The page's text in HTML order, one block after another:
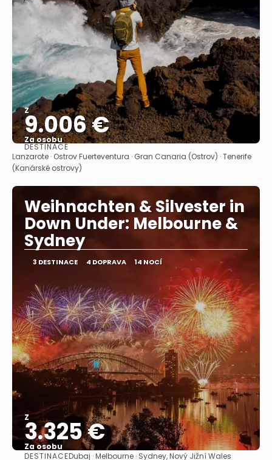
Z
9.006 €
Za osobu
Zobrazit
DESTINACE
Lanzarote · Ostrov Fuerteventura · Gran Canaria (Ostrov) · Tenerife
(Kanárské ostrovy)
Weihnachten & Silvester in
Down Under: Melbourne &
Sydney
3 DESTINACE 4 DOPRAVA 14 NOCÍ
Z
3.325 €
Za osobu
DESTINACEDubaj · Melbourne · Sydney, Nový Jižní Wales